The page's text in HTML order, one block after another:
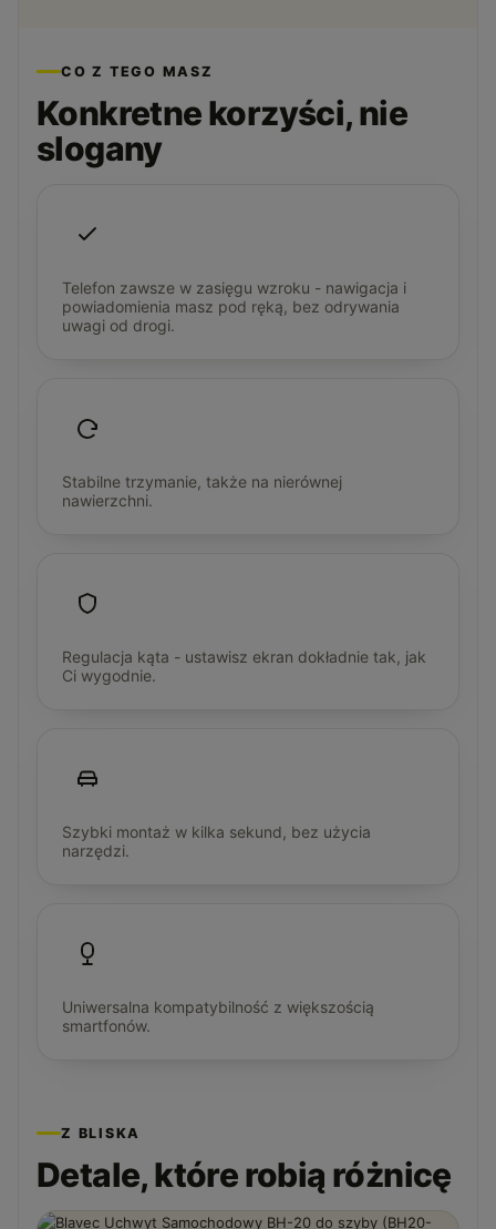
CO Z TEGO MASZ
Konkretne korzyści, nie
slogany
Telefon zawsze w zasięgu wzroku - nawigacja i
powiadomienia masz pod ręką, bez odrywania
uwagi od drogi.
Stabilne trzymanie, także na nierównej
nawierzchni.
Regulacja kąta - ustawisz ekran dokładnie tak, jak
Ci wygodnie.
Szybki montaż w kilka sekund, bez użycia
narzędzi.
Uniwersalna kompatybilność z większością
smartfonów.
Z BLISKA
Detale, które robią różnicę